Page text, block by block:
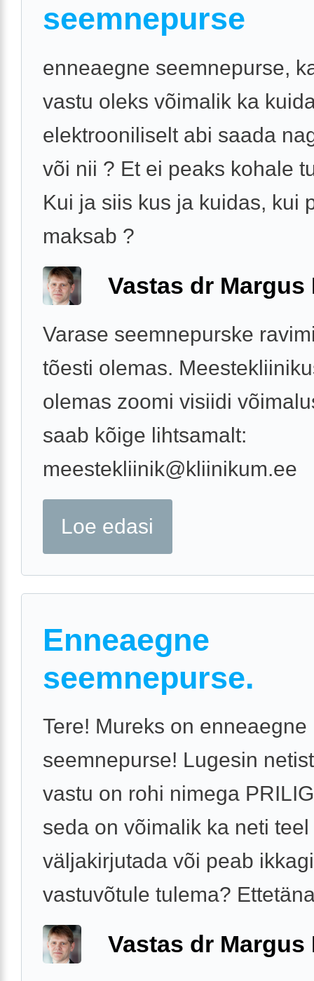
seemnepurse
enneaegne seemnepurse,
vastu oleks võimalik ka
elektrooniliselt abi saada
või nii ? Et ei peaks kohale
Kui ja siis kus ja kuidas, kui
maksab ?
Vastas dr Margus
Varase seemnepurske
tõesti olemas.
olemas zoomi visiidi
saab kõige lihtsamalt:
meestekliinik@kliinikum.ee
Loe edasi
Enneaegne
seemnepurse.
Tere! Mureks on enneaegne
seemnepurse! Lugesin
vastu on rohi nimega
seda on võimalik ka neti teel
väljakirjutada või peab
vastuvõtule tulema?
Vastas dr Margus